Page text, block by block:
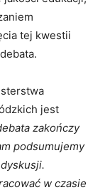
tej kwestii
jest
zakończy
podsumujemy
w czasie